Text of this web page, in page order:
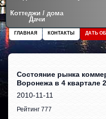
Коттеджи / дома
Дачи
ДАТЬ
КОНТАКТЫ
ГЛАВНАЯ
Состояние рынка
Воронежа в 4 квартале
2010-11-11
Рейтинг 777